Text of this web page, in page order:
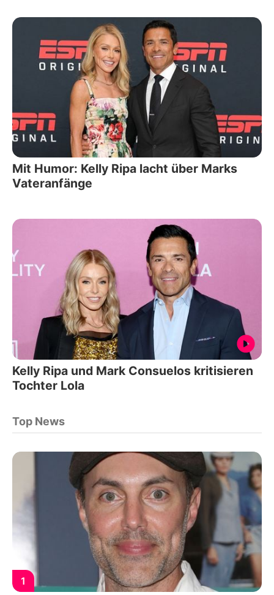
Mit Humor: Kelly Ripa lacht über Marks
Vateranfänge
Kelly Ripa und Mark Consuelos kritisieren
Tochter Lola
Top News
1